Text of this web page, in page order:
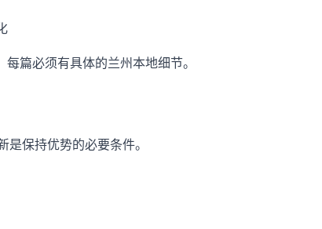
篇必须有具体的兰州本地细节。
是保持优势的必要条件。